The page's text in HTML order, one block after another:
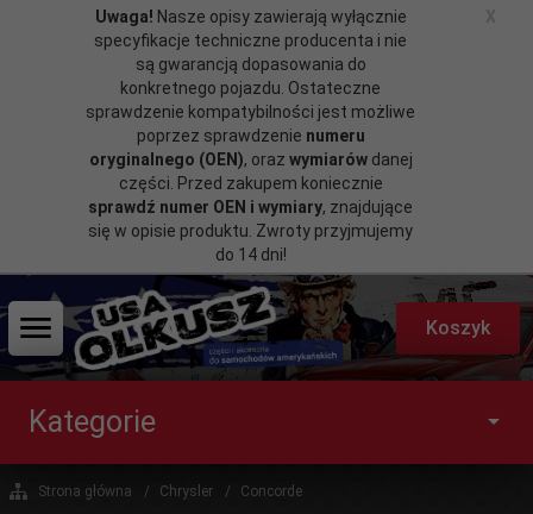
Uwaga! Nasze opisy zawierają wyłącznie
specyfikacje techniczne producenta i nie
są gwarancją dopasowania do
konkretnego pojazdu. Ostateczne
sprawdzenie kompatybilności jest możliwe
poprzez sprawdzenie numeru
oryginalnego (OEN), oraz wymiarówdanej
części. Przed zakupem koniecznie
sprawdź numer OEN i wymiary, znajdujące
się w opisie produktu. Zwroty przyjmujemy
do 14 dni!
Koszyk
Kategorie
Strona główna Chrysler Concorde